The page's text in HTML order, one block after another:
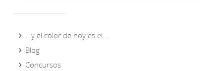
...y el color de hoy es el...
Blog
Concursos